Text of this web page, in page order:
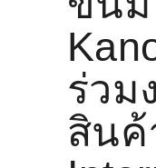
ร่วม
สินค้